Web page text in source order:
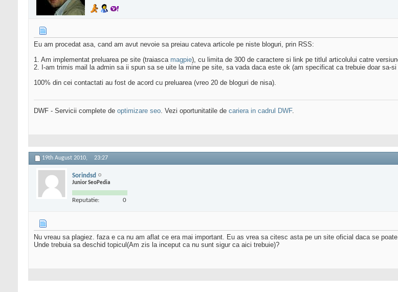
Eu am procedat asa, cand am avut nevoie sa preiau cateva articole pe niste bloguri, prin RSS:
1. Am implementat preluarea pe site (traiasca magpie), cu limita de 300 de caractere si link pe titlul articolului catre
2. I-am trimis mail la admin sa ii spun sa se uite la mine pe site, sa vada daca este ok (am specificat ca trebuie doar sa-
100% din cei contactati au fost de acord cu preluarea (vreo 20 de bloguri de nisa).
DWF - Servicii complete de optimizare seo. Vezi oportunitatile de cariera in cadrul DWF.
19th August 2010, 23:27
Sorindsd
Junior SeoPedia
Reputatie: 0
Nu vreau sa plagiez. faza e ca nu am aflat ce era mai important. Eu as vrea sa citesc asta pe un site oficial daca se
Unde trebuia sa deschid topicul(Am zis la inceput ca nu sunt sigur ca aici trebuie)?